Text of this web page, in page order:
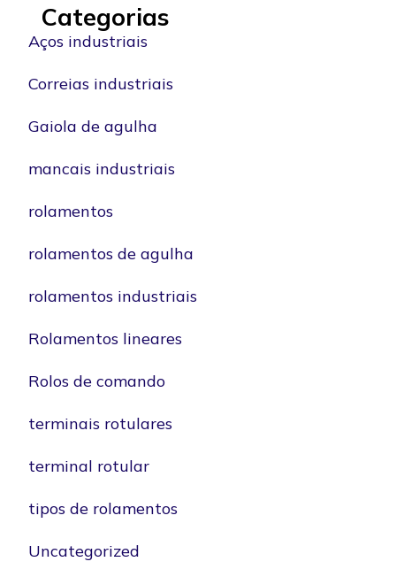
Categorias
Aços industriais
Correias industriais
Gaiola de agulha
mancais industriais
rolamentos
rolamentos de agulha
rolamentos industriais
Rolamentos lineares
Rolos de comando
terminais rotulares
terminal rotular
tipos de rolamentos
Uncategorized